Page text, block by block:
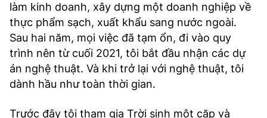
làm kinh doanh, xây dựng một doanh nghiệp về
thực phẩm sạch, xuất khẩu sang nước ngoài.
Sau hai năm, mọi việc đã tạm ổn, đi vào quy
trình nên từ cuối 2021, tôi bắt đầu nhận các dự
án nghệ thuật. Và khi trở lại với nghệ thuật, tôi
dành hầu như toàn thời gian.
Trước đây tôi tham gia Trời sinh một cặp và